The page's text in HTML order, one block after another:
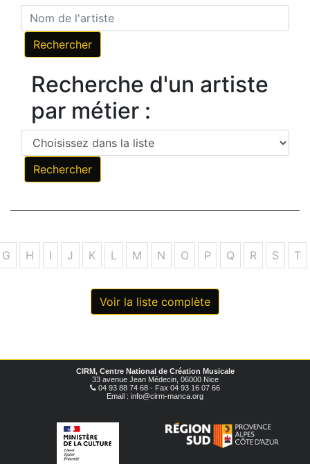
Recherche d'un artiste
par métier :
G H I J K L M N O P Q R S T
Voir la liste complète
CIRM, Centre National de Création Musicale
33 avenue Jean Médecin, 06000 Nice
04 93 88 74 68 - Fax 04 93 16 07 66
Email : info@cirm-manca.org